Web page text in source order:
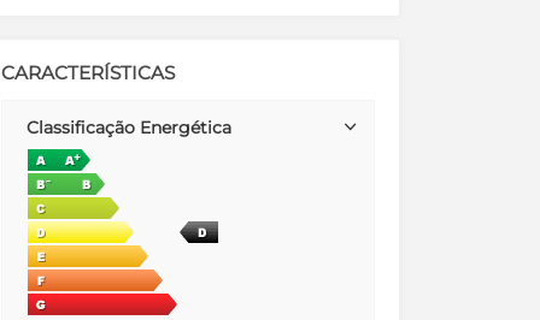
CARACTERÍSTICAS
Classificação Energética